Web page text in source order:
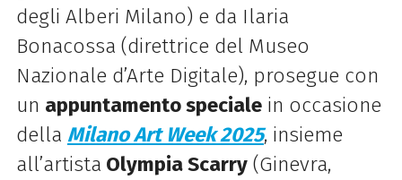
degli Alberi Milano) e da Ilaria
Bonacossa (direttrice del Museo
Nazionale d’Arte Digitale), prosegue con
un appuntamento specialein occasione
della Milano Art Week 2025, insieme
all’artista Olympia Scarry(Ginevra,